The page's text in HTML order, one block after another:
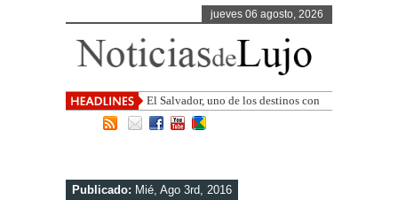
jueves 06 agosto, 2026
El Salvador, uno de los destinos con
mayor proyección de Centroamérica
Publicado: Mié, Ago 3rd, 2016